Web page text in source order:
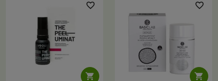

favorite_border

favorite_border